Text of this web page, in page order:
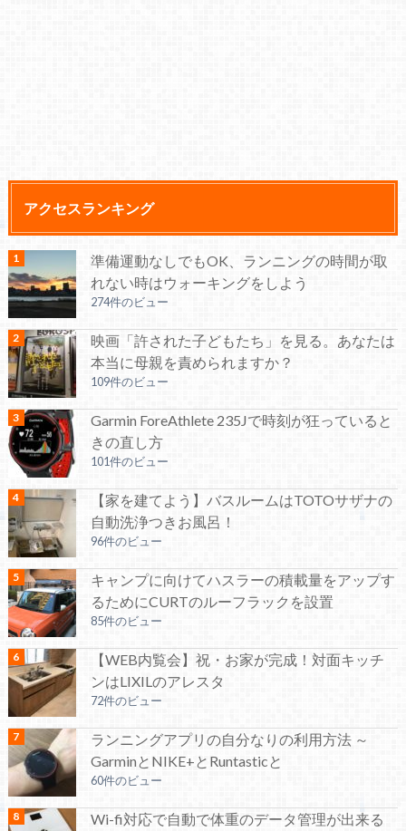
アクセスランキング
準備運動なしでもOK、ランニングの時間が取
れない時はウォーキングをしよう
274件のビュー
映画「許された子どもたち」を見る。あなたは
本当に母親を責められますか？
109件のビュー
Garmin ForeAthlete 235Jで時刻が狂っていると
きの直し方
101件のビュー
【家を建てよう】バスルームはTOTOサザナの
自動洗浄つきお風呂！
96件のビュー
キャンプに向けてハスラーの積載量をアップす
るためにCURTのルーフラックを設置
85件のビュー
【WEB内覧会】祝・お家が完成！対面キッチ
ンはLIXILのアレスタ
72件のビュー
ランニングアプリの自分なりの利用方法 ～
GarminとNIKE+とRuntasticと
60件のビュー
Wi-fi対応で自動で体重のデータ管理が出来る